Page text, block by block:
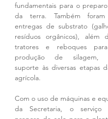
fundamentais para o
da terra. Também foram
entregas de substrato
resíduos orgânicos), além
tratores e reboques
produção de silagem,
suporte às diversas etapas
agrícola.
Com o uso de máquinas e
da Secretaria, o serviço